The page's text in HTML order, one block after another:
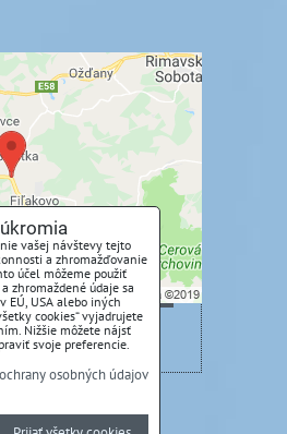
Voľbami
externý obsah?
tentokrát
s druhom cookie:
v novom okne
vašej návštevy tejto
a zhromažďovanie
účel môžeme použiť
zhromaždené údaje sa
EÚ, USA alebo iných
cookies“ vyjadrujete
Nižšie môžete nájsť
svoje preferencie.
osobných údajov